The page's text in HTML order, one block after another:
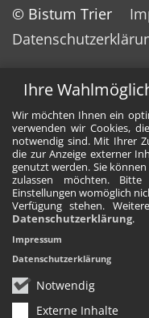
Ihre
Wir möchten Ihnen ein
verwenden wir Cookies,
notwendig sind. Mit Ihrer
die zur Anzeige externer
genutzt werden. Sie
zulassen möchten.
Einstellungen womöglich
Verfügung stehen.
Datenschutzerklärung.
Notwendig
Externe Inhalte
Impressum
Datenschutzerklärung
© Bistum Trier